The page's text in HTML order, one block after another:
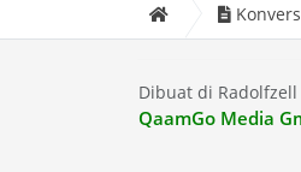
Dibuat di Radolfzell
QaamGo Media